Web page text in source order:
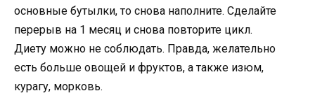
основные бутылки, то снова наполните. Сделайте
перерыв на 1 месяц и снова повторите цикл.
Диету можно не соблюдать. Правда, желательно
есть больше овощей и фруктов, а также изюм,
курагу, морковь.